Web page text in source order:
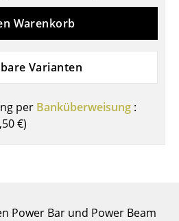
Warenkorb
Varianten
per Banküberweisung :
€)
Power Bar und Power Beam